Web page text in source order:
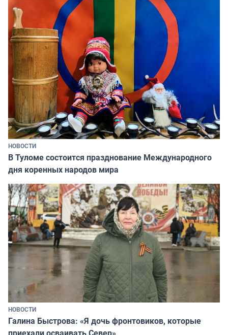
НОВОСТИ
В Туломе состоится празднование Международного
дня коренных народов мира
НОВОСТИ
Галина Быстрова: «Я дочь фронтовиков, которые
приехали осваивать Север»